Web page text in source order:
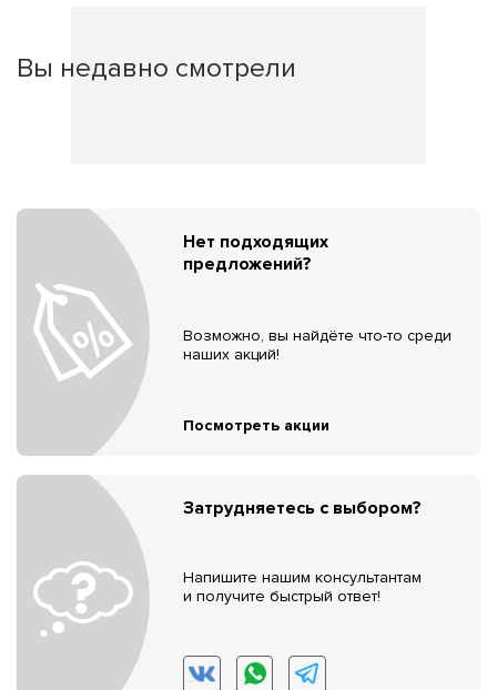
Вы недавно смотрели
Нет подходящих
предложений?
Возможно, вы найдёте что-то среди
наших акций!
Посмотреть акции
Затрудняетесь с выбором?
Напишите нашим консультантам
и получите быстрый ответ!